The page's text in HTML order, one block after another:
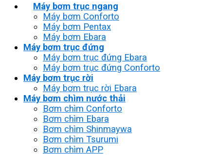
Máy bơm trục ngang
Máy bơm Conforto
Máy bơm Pentax
Máy bơm Ebara
Máy bơm trục đứng
Máy bơm trục đứng Ebara
Máy bơm trục đứng Conforto
Máy bơm trục rời
Máy bơm trục rời Ebara
Máy bơm chìm nước thải
Bơm chìm Conforto
Bơm chìm Ebara
Bơm chìm Shinmaywa
Bơm chìm Tsurumi
Bơm chìm APP